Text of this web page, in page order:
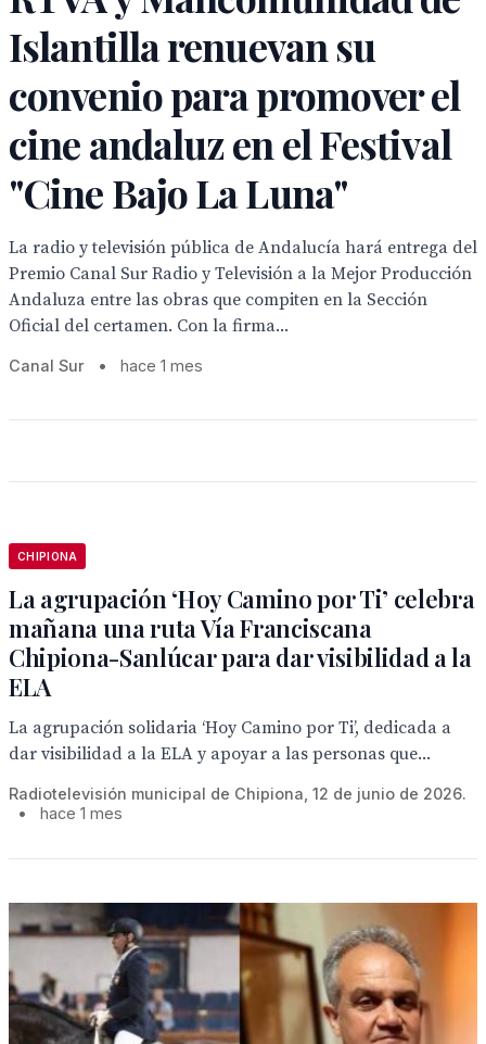
Islantilla renuevan su
convenio para promover el
cine andaluz en el Festival
"Cine Bajo La Luna"
La radio y televisión pública de Andalucía hará entrega del
Premio Canal Sur Radio y Televisión a la Mejor Producción
Andaluza entre las obras que compiten en la Sección
Oficial del certamen. Con la firma...
Canal Sur • hace 1 mes
CHIPIONA
La agrupación ‘Hoy Camino por Ti’ celebra
mañana una ruta Vía Franciscana
Chipiona-Sanlúcar para dar visibilidad a la
ELA
La agrupación solidaria ‘Hoy Camino por Ti’, dedicada a
dar visibilidad a la ELA y apoyar a las personas que...
Radiotelevisión municipal de Chipiona, 12 de junio de 2026.
•
hace 1 mes